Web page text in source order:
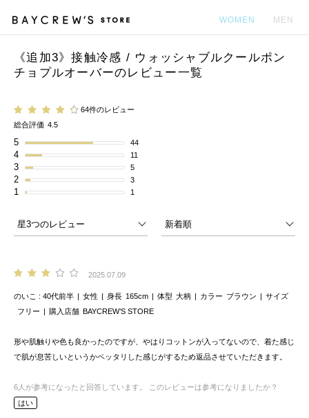
WOMEN MEN
《追加3》接触冷感 / ウォッシャブルクールポン
チョプルオーバーのレビュー一覧
64件のレビュー
総合評価 4.5
5 44
4 11
3 5
2 3
1 1
2025.07.09
のいこ 40代前半 女性 身長 165cm 体型 大柄 カラー ブラウン
サイズ
フリー
購入店舗 BAYCREW’S STORE
形や肌触りや色も良かったのですが、やはりコットンが入ってないので、着た感じ
で肌が息苦しいというかペッタリした感じがするため返品させていただきます。
6 人が参考になったと回答しています。
このレビューは参考になりましたか？
はい